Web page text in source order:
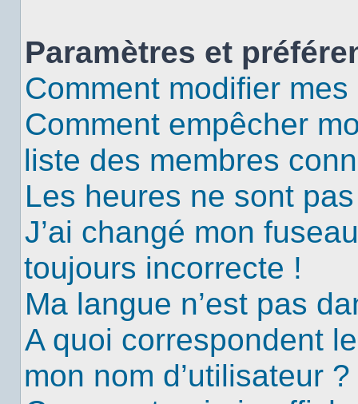
Paramètres et
Comment modifier
Comment empêcher
liste des membres
Les heures ne sont
J’ai changé mon
toujours incorrecte !
Ma langue n’est pas
A quoi correspondent
mon nom d’utilisateur ?